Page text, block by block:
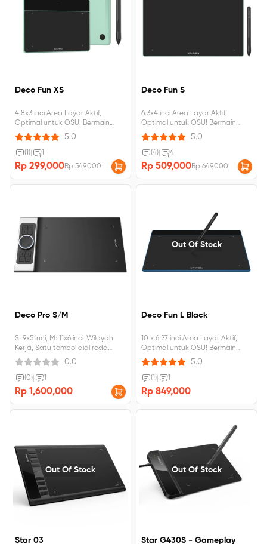
Deco Fun XS
4,8x3 inci Area Layar Aktif,
Optimal untuk OSU! Bermain
game, dapat dihubungkan ke
Android, windows, Mac
5.0
(1) 1
Rp 299,000Rp 549,000
Deco Fun S
6.3x4 inci Area Layar Aktif,
Optimal untuk OSU! Bermain
game Dapat dimiringkan 60 °,
dapat dihubungkan ke Android,
windows, Mac.
5.0
(4) 4
Rp 509,000Rp 649,000
Deco Pro S/M
S: 9x5 inci, M: 11x6 inci ,Wilayah
Kerja, Satu tombol dial roda
dengan 8 tombol pintasan.
0.0
(0) 1
Rp 1,600,000
Out Of Stock
Deco Fun L Black
10 x 6.27 inci Area Layar Aktif,
Optimal untuk OSU! Bermain
game, Dapat dimiringkan 60 °,
dapat dihubungkan ke Android,
windows, Mac
5.0
(1) 1
Rp 849,000
Out Of Stock
Star 03
Out Of Stock
Star G430S - Gameplay